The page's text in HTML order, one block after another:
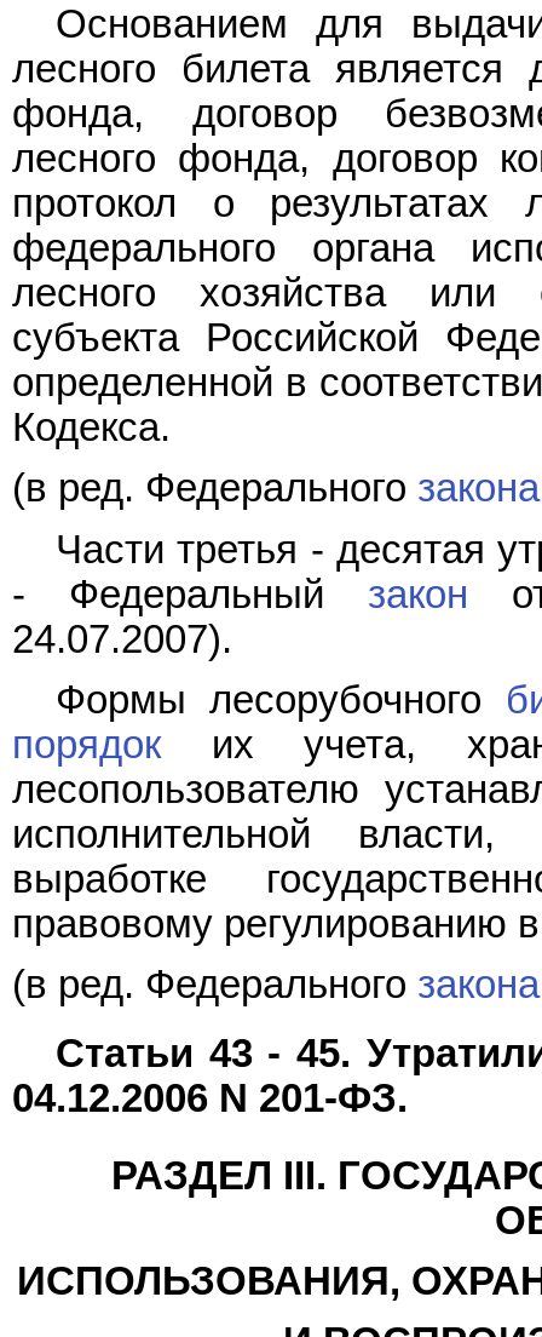
Основанием для
лесного билета является
фонда, договор
лесного фонда, договор
протокол о результатах
федерального органа
лесного хозяйства или
субъекта Российской
определенной в
Кодекса.
(в ред. Федерального закона
Части третья - десятая
- Федеральный закон
24.07.2007).
Формы лесорубочного
порядоких учета,
лесопользователю
исполнительной
выработке
правовому регулированию
(в ред. Федерального закона
Статьи 43 - 45.
04.12.2006 N 201-ФЗ.
РАЗДЕЛ III.
ИСПОЛЬЗОВАНИЯ,